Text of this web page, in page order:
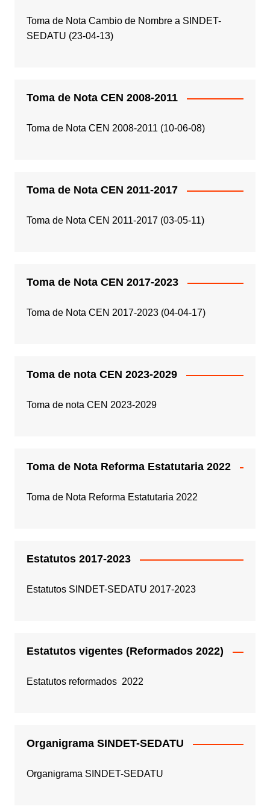
Toma de Nota Cambio de Nombre a SINDET-
SEDATU (23-04-13)
Toma de Nota CEN 2008-2011
Toma de Nota CEN 2008-2011 (10-06-08)
Toma de Nota CEN 2011-2017
Toma de Nota CEN 2011-2017 (03-05-11)
Toma de Nota CEN 2017-2023
Toma de Nota CEN 2017-2023 (04-04-17)
Toma de nota CEN 2023-2029
Toma de nota CEN 2023-2029
Toma de Nota Reforma Estatutaria 2022
Toma de Nota Reforma Estatutaria 2022
Estatutos 2017-2023
Estatutos SINDET-SEDATU 2017-2023
Estatutos vigentes (Reformados 2022)
Estatutos reformados 2022
Organigrama SINDET-SEDATU
Organigrama SINDET-SEDATU